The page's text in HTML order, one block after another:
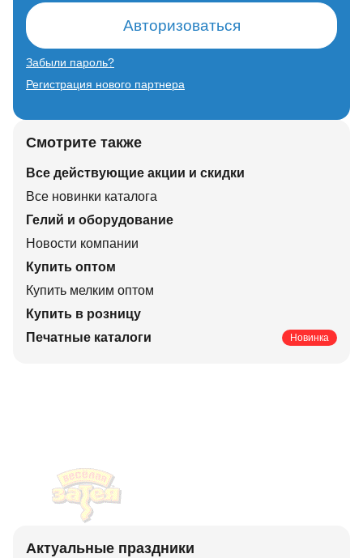
Авторизоваться
Забыли пароль?
Регистрация нового партнера
Смотрите также
Все действующие акции и скидки
Все новинки каталога
Гелий и оборудование
Новости компании
Купить оптом
Купить мелким оптом
Купить в розницу
Печатные каталоги
Новинка
Актуальные праздники